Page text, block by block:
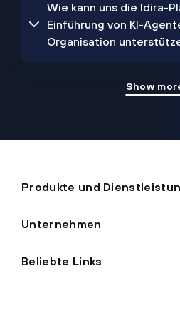
Wie kann uns die Idira-
Einführung von KI-
Organisation
Show
Produkte und
Unternehmen
Beliebte Links